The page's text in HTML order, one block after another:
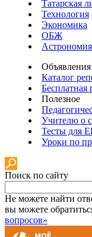
Татарская
Технология
Экономика
ОБЖ
Астрономия
Объявления
Каталог
Бесплатная
Полезное
Учителю о
Тесты для
Уроки по
Поиск по сайту
Не можете найти
вы можете
вопросов»